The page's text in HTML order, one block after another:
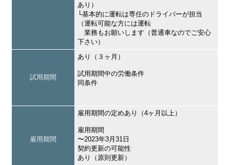
あり）
└基本的に運転は専任のドライバーが担当
（運転可能な方には運転
業務もお願いします（普通車なのでご安心
下さい）
試用期間
あり（３ヶ月）
試用期間中の労働条件
同条件
雇用期間
雇用期間の定めあり（4ヶ月以上）
雇用期間
〜2023年3月31日
契約更新の可能性
あり（原則更新）